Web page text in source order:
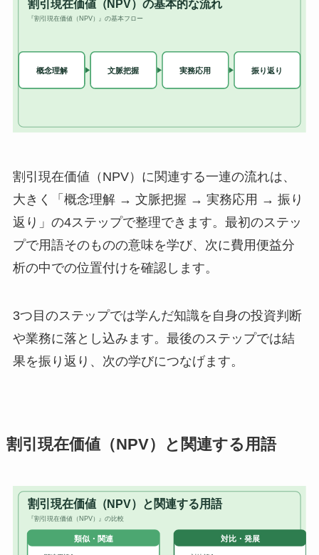
割引現在価値（NPV）に関連する一連の流れは、
大きく「概念理解 → 文脈把握 → 実務応用 → 振り
返り」の4ステップで整理できます。最初のステッ
プで用語そのものの意味を学び、次に費用便益分
析の中での位置付けを確認します。
3つ目のステップでは学んだ知識を自身の投資判断
や業務に落とし込みます。最後のステップでは結
果を振り返り、次の学びにつなげます。
割引現在価値（NPV）と関連する用語